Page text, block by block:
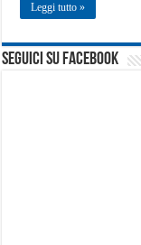
Leggi tutto »
seguici su facebook